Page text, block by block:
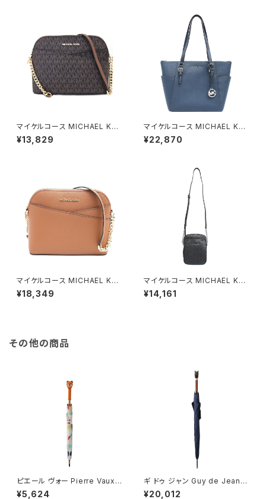
マイケルコース MICHAEL KO
RS ショルダーバッグ 35F1GTV
C6B-BROWN レディース アウ
¥13,829
マイケルコース MICHAEL KO
RS トートバッグ 35F0SCFT3L
-NAVY レディース アウトレット
¥22,870
マイケルコース MICHAEL KO
RS ショルダーバッグ 35F1GTV
C6T-LUGGAGE レディース ア
¥18,349
マイケルコース MICHAEL KO
RS ショルダーバッグ 35F1STV
C2B-BLACK レディース ブラッ
¥14,161
その他の商品
ピエール ヴォー Pierre Vaux
キッズ傘 長傘 kids-32 キッズ
¥5,624
ギ ドゥ ジャン Guy de Jean T
ETES 長傘 classic-cat-nav
¥20,012